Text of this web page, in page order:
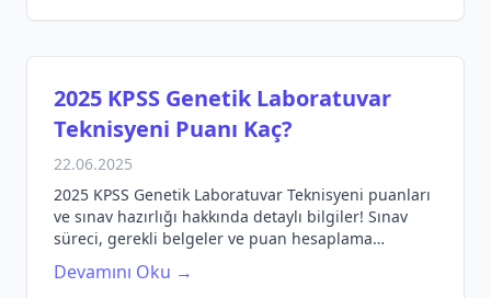
2025 KPSS Genetik Laboratuvar
Teknisyeni Puanı Kaç?
22.06.2025
2025 KPSS Genetik Laboratuvar Teknisyeni puanları
ve sınav hazırlığı hakkında detaylı bilgiler! Sınav
süreci, gerekli belgeler ve puan hesaplama
yöntemleri burada.
Devamını Oku →